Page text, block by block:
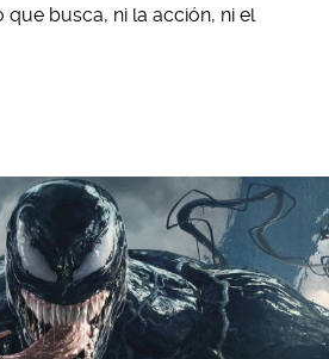
busca, ni la acción, ni el